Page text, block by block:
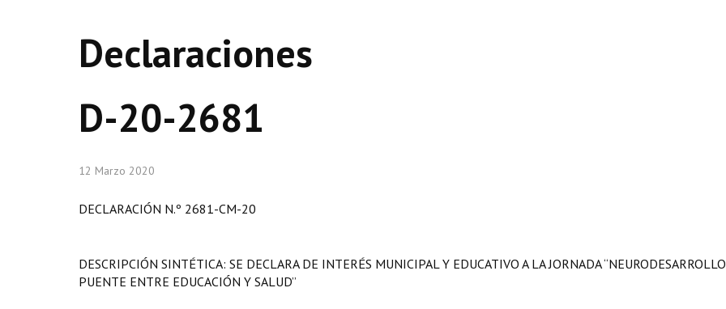
Declaraciones
D-20-2681
12 Marzo 2020
DECLARACIÓN N.º 2681-CM-20
DESCRIPCIÓN SINTÉTICA: SE DECLARA DE INTERÉS MUNICIPAL Y EDUCATIVO A LA JORNADA
PUENTE ENTRE EDUCACIÓN Y SALUD”